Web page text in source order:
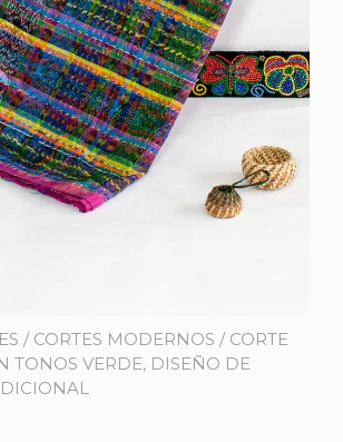
/ CORTES MODERNOS / CORTE
TONOS VERDE, DISEÑO DE